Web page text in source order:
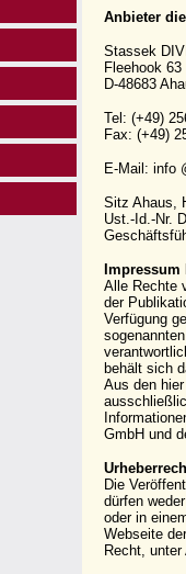
Anbieter
Stassek
Fleehook 63
D-48683
Tel: (+49)
Fax: (+49)
E-Mail: info
Sitz Ahaus,
Ust.-Id.-Nr.
Alle Rechte
der
Verfügung
behält sich
Aus den
GmbH und
Die
dürfen
oder in
Webseite
Recht,